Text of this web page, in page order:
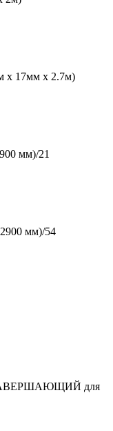
х 17мм х 2.7м)
мм)/21
мм)/54
ЗАВЕРШАЮЩИЙ для